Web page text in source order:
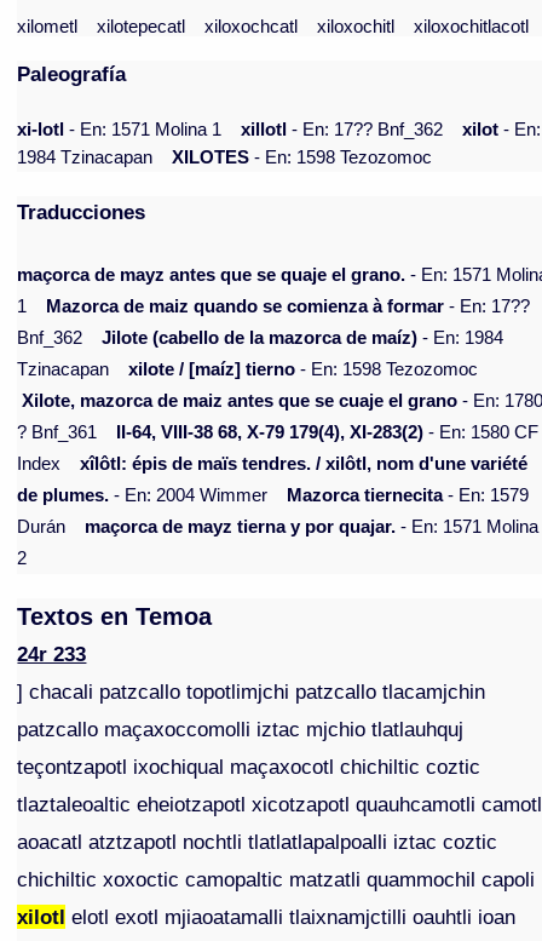
xilometl
xilotepecatl xiloxochcatl xiloxochitl xiloxochitlacotl
Paleografía
xi-lotl - En: 1571 Molina 1 xillotl - En: 17?? Bnf_362 xilot - En:
1984 Tzinacapan
XILOTES - En: 1598 Tezozomoc
Traducciones
maçorca de mayz antes que se quaje el grano. - En: 1571
1
Mazorca de maiz quando se comienza à formar - En: 17??
Bnf_362
Jilote (cabello de la mazorca de maíz) - En: 1984
Tzinacapan
xilote / [maíz] tierno - En: 1598 Tezozomoc
Xilote, mazorca de maiz antes que se cuaje el grano - En:
? Bnf_361
II-64, VIII-38 68, X-79 179(4), XI-283(2) - En: 1580 CF
Index
xîlôtl: épis de maïs tendres. / xilôtl, nom d'une variété
de plumes. - En: 2004 Wimmer Mazorca tiernecita- En: 1579
Durán
maçorca de mayz tierna y por quajar. - En: 1571 Molina
2
Textos en Temoa
24r 233
] chacali patzcallo topotlimjchi patzcallo tlacamjchin
patzcallo maçaxoccomolli iztac mjchio tlatlauhquj
teçontzapotl ixochiqual maçaxocotl chichiltic coztic
tlaztaleoaltic eheiotzapotl xicotzapotl quauhcamotli
aoacatl atztzapotl nochtli tlatlatlapalpoalli iztac coztic
chichiltic xoxoctic camopaltic matzatli quammochil capoli
xilotl elotl exotl mjiaoatamalli tlaixnamjctilli oauhtli ioan